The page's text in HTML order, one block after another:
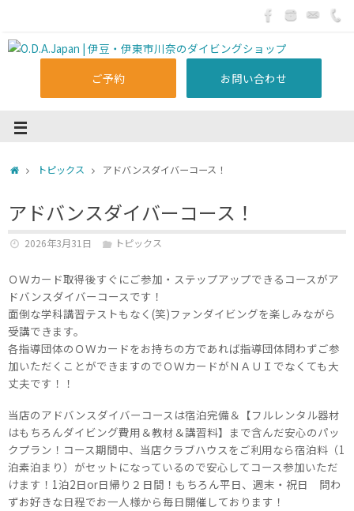
ご予約 お問い合わせ
トピックス アドバンスダイバーコース！
アドバンスダイバーコース！
2026年3月31日 トピックス
ＯＷカード取得後すぐにご参加・ステップアップできるコースがア
ドバンスダイバーコースです！
面倒な学科講習テストもなく(笑)ファンダイビングを楽しみながら
受講できます。
各指導団体のＯＷカードをお持ちの方であれば指導団体問わずご参
加いただくことができますのでＯＷカードがＮＡＵＩでなくても大
丈夫です！！
当店のアドバンスダイバーコースは宿泊完備＆【フルレンタル器材
はもちろんダイビング費用＆教材＆講習料】まで含んだ安心のパッ
クプラン！コース期間中、当店クラブハウスをご利用なら宿泊料（1
泊素泊まり）がセットになっているので安心してコース参加いただ
けます！1泊2日or日帰り２日間！もちろん平日、週末・祝日 問わ
ずお好きな日程でお一人様から毎日開催しております！